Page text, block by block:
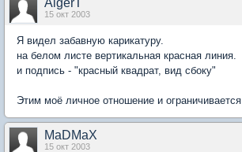
AlgerT
15 окт 2003
Я видел забавную карикатуру.
на белом листе вертикальная красная линия.
и подпись - "красный квадрат, вид сбоку"
Этим моё личное отношение и ограничивается
MaDMaX
15 окт 2003